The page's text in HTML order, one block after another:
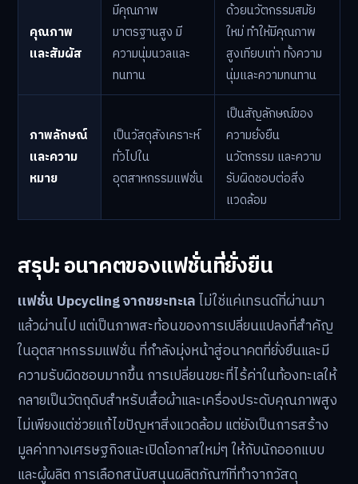
คุณภาพ
และสัมผัส
มีคุณภาพ
มาตรฐานสูง มี
ความนุ่มนวลและ
ทนทาน
ด้วยนวัตกรรมสมัย
ใหม่ ทำให้มีคุณภาพ
สูงเทียบเท่า ทั้งความ
นุ่มและความทนทาน
ภาพลักษณ์
และความ
หมาย
เป็นวัสดุสังเคราะห์
ทั่วไปใน
อุตสาหกรรมแฟชั่น
เป็นสัญลักษณ์ของ
ความยั่งยืน
นวัตกรรม และความ
รับผิดชอบต่อสิ่ง
แวดล้อม
สรุป: อนาคตของแฟชั่นที่ยั่งยืน
แฟชั่น Upcycling จากขยะทะเลไม่ใช่แค่เทรนด์ที่ผ่านมา
แล้วผ่านไป แต่เป็นภาพสะท้อนของการเปลี่ยนแปลงที่สำคัญ
ในอุตสาหกรรมแฟชั่น ที่กำลังมุ่งหน้าสู่อนาคตที่ยั่งยืนและมี
ความรับผิดชอบมากขึ้น การเปลี่ยนขยะที่ไร้ค่าในท้องทะเลให้
กลายเป็นวัตถุดิบสำหรับเสื้อผ้าและเครื่องประดับคุณภาพสูง
ไม่เพียงแต่ช่วยแก้ไขปัญหาสิ่งแวดล้อม แต่ยังเป็นการสร้าง
มูลค่าทางเศรษฐกิจและเปิดโอกาสใหม่ๆ ให้กับนักออกแบบ
และผู้ผลิต การเลือกสนับสนุนผลิตภัณฑ์ที่ทำจากวัสดุ